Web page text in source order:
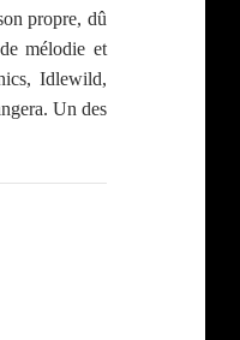
propre, dû
mélodie et
Idlewild,
Un des